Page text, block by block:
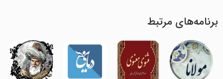
برنامه‌های مرتبط